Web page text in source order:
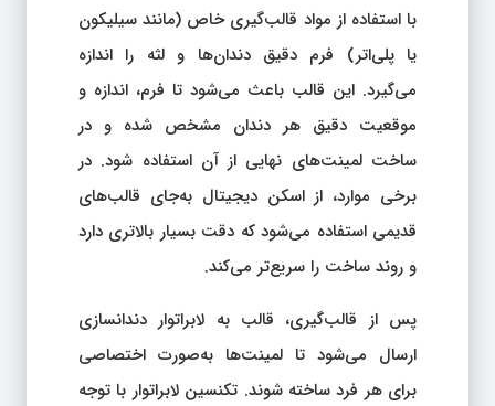
با استفاده از مواد قالب‌گیری خاص (مانند سیلیکون
یا پلی‌اتر) فرم دقیق دندان‌ها و لثه را اندازه
می‌گیرد. این قالب باعث می‌شود تا فرم، اندازه و
موقعیت دقیق هر دندان مشخص شده و در
ساخت لمینت‌های نهایی از آن استفاده شود. در
برخی موارد، از اسکن دیجیتال به‌جای قالب‌های
قدیمی استفاده می‌شود که دقت بسیار بالاتری دارد
و روند ساخت را سریع‌تر می‌کند.
پس از قالب‌گیری، قالب به لابراتوار دندانسازی
ارسال می‌شود تا لمینت‌ها به‌صورت اختصاصی
برای هر فرد ساخته شوند. تکنسین لابراتوار با توجه